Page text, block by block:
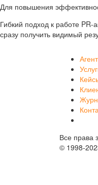
Для повышения
Гибкий подход к работе
сразу получить видимый
Все права
© 1998-